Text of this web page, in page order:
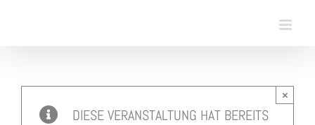
DIESE VERANSTALTUNG HAT BEREITS
×